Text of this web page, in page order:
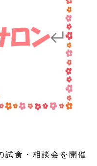
試食・相談会を開催